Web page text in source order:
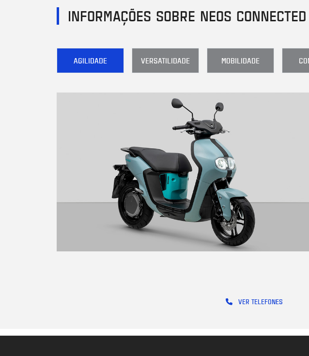
INFORMAÇÕES SOBRE NEOS CONNECTED
AGILIDADE VERSATILIDADE MOBILIDADE
VER TELEFONES